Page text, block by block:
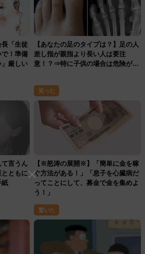
「生徒
！準備
厳しい
【あなたの足のタイプは？】足の人
差し指が親指より長い人は要注
意！？⇒特に子供の場合は危険が…
て言うん
ともに
紙
笑った
【※怒涛の展開※】「簡単に金を稼
ぐ方法がある！」「息子を心臓病だ
ってことにして、募金で金を集めよ
う！」
驚いた